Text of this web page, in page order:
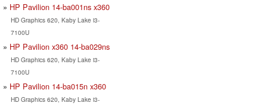
HP Pavilion 14-ba001ns x360
HD Graphics 620, Kaby Lake i3-
7100U
HP Pavilion x360 14-ba029ns
HD Graphics 620, Kaby Lake i3-
7100U
HP Pavilion 14-ba015n x360
HD Graphics 620, Kaby Lake i3-